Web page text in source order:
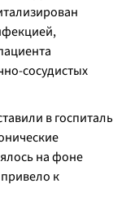
сосудистых
в госпиталь
на фоне
к